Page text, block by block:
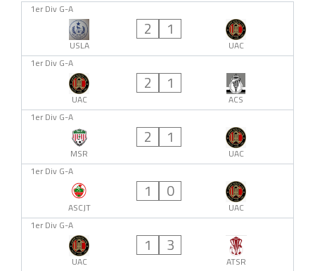
1er Div G-A
USLA
2 1
UAC
1er Div G-A
UAC
2 1
ACS
1er Div G-A
MSR
2 1
UAC
1er Div G-A
ASCJT
1 0
UAC
1er Div G-A
UAC
1 3
ATSR